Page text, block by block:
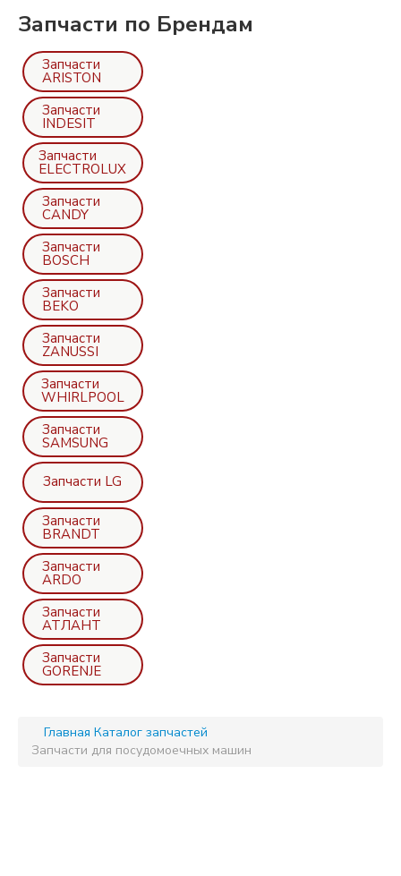
Запчасти по Брендам
Запчасти
ARISTON
Запчасти
INDESIT
Запчасти
ELECTROLUX
Запчасти
CANDY
Запчасти
BOSCH
Запчасти
BEKO
Запчасти
ZANUSSI
Запчасти
WHIRLPOOL
Запчасти
SAMSUNG
Запчасти LG
Запчасти
BRANDT
Запчасти
ARDO
Запчасти
АТЛАНТ
Запчасти
GORENJE
Главная Каталог запчастей
Запчасти для посудомоечных машин